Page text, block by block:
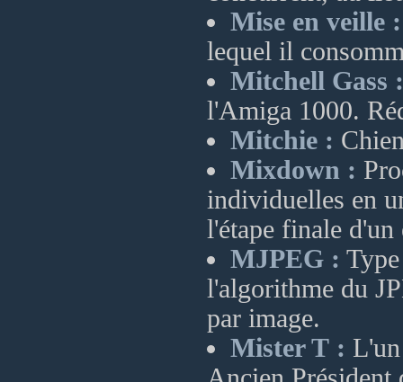
Mise en veille :
lequel il
Mitchell Gass :
l'Amiga 1000.
Mitchie :
Mixdown :
individuelles en
l'étape finale
MJPEG :
l'algorithme du
par image.
Mister T :